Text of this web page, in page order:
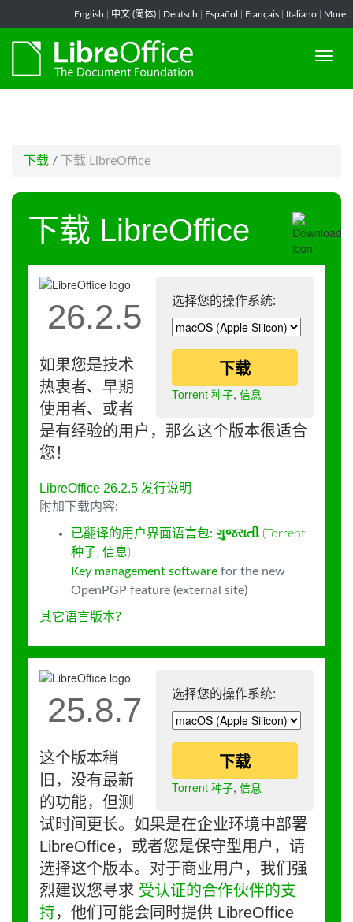
English 中文 (简体) Deutsch Español Français Italiano More...
下载 / 下载 LibreOffice
下载 LibreOffice
选择您的操作系统:
下载
Torrent 种子, 信息
26.2.5
如果您是技术
热衷者、早期
使用者、或者
是有经验的用户，那么这个版本很适合
您！
LibreOffice 26.2.5 发行说明
附加下载内容:
已翻译的用户界面语言包: ગુજરાતી (Torrent
种子, 信息)
Key management software for the new
OpenPGP feature (external site)
其它语言版本？
选择您的操作系统:
下载
Torrent 种子, 信息
25.8.7
这个版本稍
旧，没有最新
的功能，但测
试时间更长。如果是在企业环境中部署
LibreOffice，或者您是保守型用户，请
选择这个版本。对于商业用户，我们强
烈建议您寻求 受认证的合作伙伴的支
持，他们可能会同时提供 LibreOffice